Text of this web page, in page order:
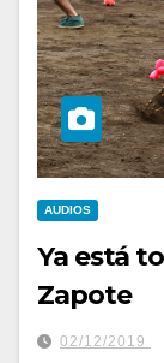
AUDIOS
Ya está
Zapote
02/12/2019